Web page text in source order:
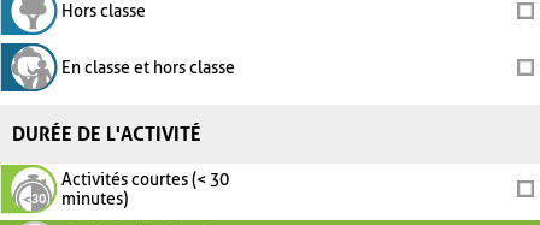
Hors classe
En classe et hors classe
DURÉE DE L'ACTIVITÉ
Activités courtes (< 30
minutes)